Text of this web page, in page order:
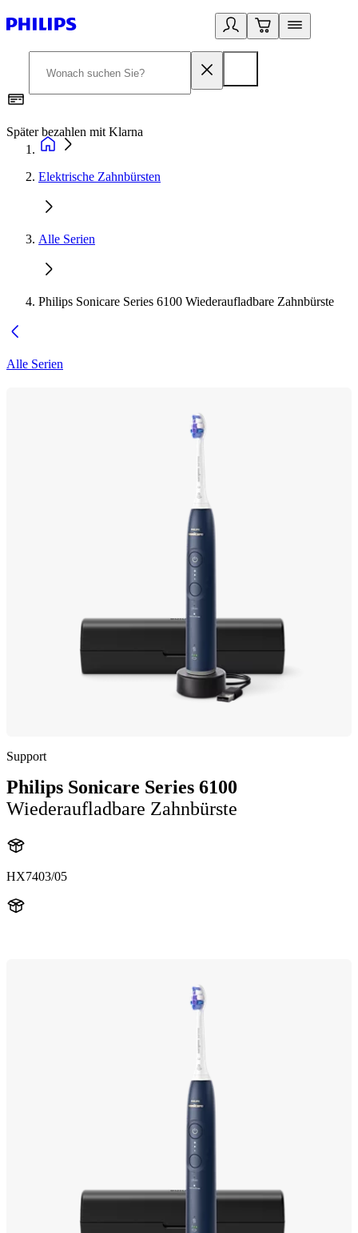
Später bezahlen mit Klarna
Elektrische Zahnbürsten
Alle Serien
Philips Sonicare Series 6100 Wiederaufladbare Zahnbürste
Alle Serien
Support
Philips Sonicare Series 6100
Wiederaufladbare Zahnbürste
HX7403/05